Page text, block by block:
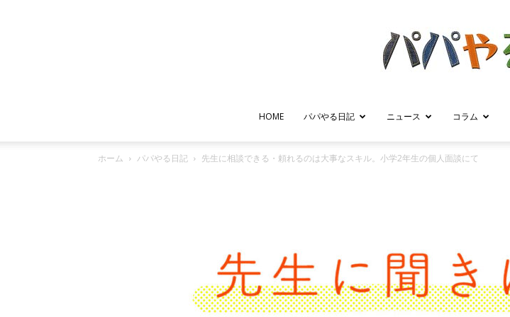
パ
や
HOME パパやる日記 ニュース コラム
ホーム パパやる日記 先生に相談できる・頼れるのは大事なスキル。小学2年生の個人面談にて